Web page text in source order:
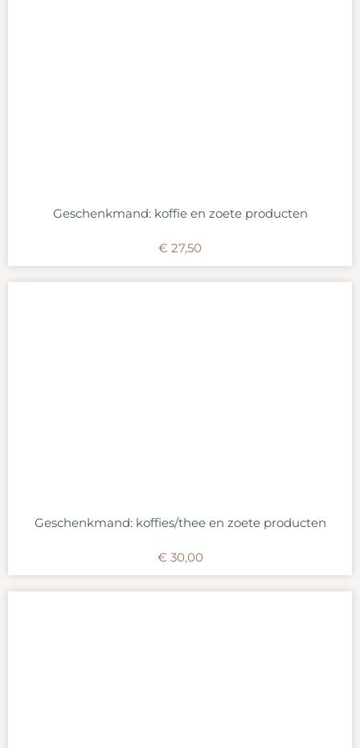
Geschenkmand: koffie en zoete producten
€ 27,50
Geschenkmand: koffies/thee en zoete producten
€ 30,00